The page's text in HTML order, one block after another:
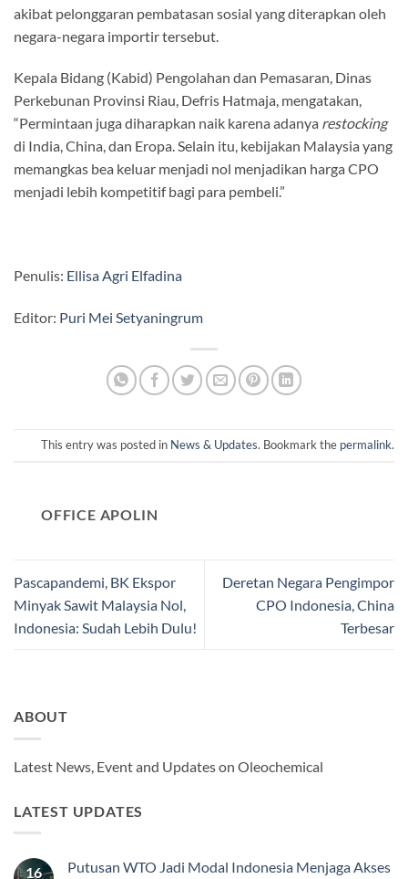
akibat pelonggaran pembatasan sosial yang diterapkan oleh
negara-negara importir tersebut.
Kepala Bidang (Kabid) Pengolahan dan Pemasaran, Dinas
Perkebunan Provinsi Riau, Defris Hatmaja, mengatakan,
“Permintaan juga diharapkan naik karena adanya restocking
di India, China, dan Eropa. Selain itu, kebijakan Malaysia yang
memangkas bea keluar menjadi nol menjadikan harga CPO
menjadi lebih kompetitif bagi para pembeli.”
Penulis: Ellisa Agri Elfadina
Editor: Puri Mei Setyaningrum
This entry was posted in News & Updates. Bookmark the permalink.
OFFICE APOLIN
Pascapandemi, BK Ekspor
Minyak Sawit Malaysia Nol,
Indonesia: Sudah Lebih Dulu!
Deretan Negara Pengimpor
CPO Indonesia, China
Terbesar
ABOUT
Latest News, Event and Updates on Oleochemical
LATEST UPDATES
16
Putusan WTO Jadi Modal Indonesia Menjaga Akses